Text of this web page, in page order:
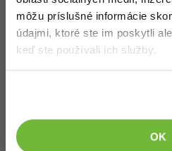
môžu príslušné informácie
údajmi, ktoré ste im poskytli
keď ste používali ich služby.
OK
Gsmart classic root
Vytváření jednoduchých
Virus v telefonu instalující